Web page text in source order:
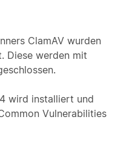
ClamAV wurden
Diese werden mit
wird installiert und
Vulnerabilities